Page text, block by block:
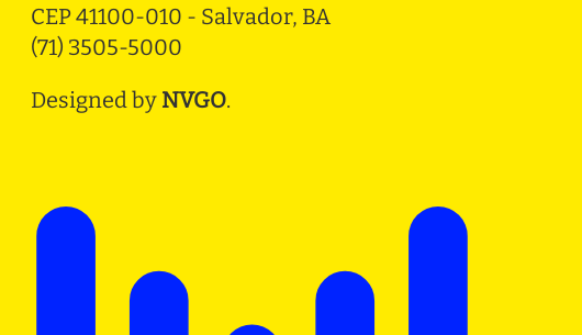
CEP 41100-010 - Salvador, BA
(71) 3505-5000
Designed by NVGO.